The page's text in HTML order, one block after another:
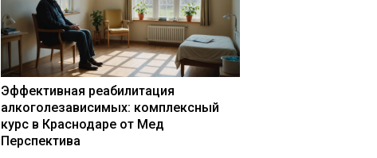
Эффективная реабилитация
алкоголезависимых: комплексный
курс в Краснодаре от Мед
Перспектива